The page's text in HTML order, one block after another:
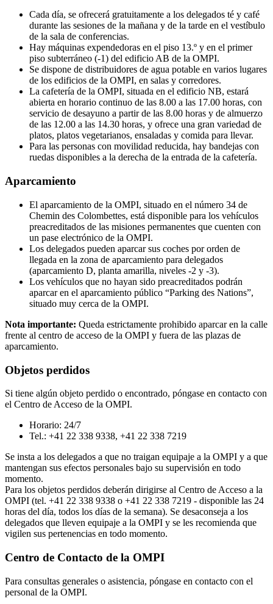
Cada día, se ofrecerá gratuitamente a los delegados té y café
durante las sesiones de la mañana y de la tarde en el vestíbulo
de la sala de conferencias.
Hay máquinas expendedoras en el piso 13.º y en el primer
piso subterráneo (-1) del edificio AB de la OMPI.
Se dispone de distribuidores de agua potable en varios lugares
de los edificios de la OMPI, en salas y corredores.
La cafetería de la OMPI, situada en el edificio NB, estará
abierta en horario continuo de las 8.00 a las 17.00 horas, con
servicio de desayuno a partir de las 8.00 horas y de almuerzo
de las 12.00 a las 14.30 horas, y ofrece una gran variedad de
platos, platos vegetarianos, ensaladas y comida para llevar.
Para las personas con movilidad reducida, hay bandejas con
ruedas disponibles a la derecha de la entrada de la cafetería.
Aparcamiento
El aparcamiento de la OMPI, situado en el número 34 de
Chemin des Colombettes, está disponible para los vehículos
preacreditados de las misiones permanentes que cuenten con
un pase electrónico de la OMPI.
Los delegados pueden aparcar sus coches por orden de
llegada en la zona de aparcamiento para delegados
(aparcamiento D, planta amarilla, niveles -2 y -3).
Los vehículos que no hayan sido preacreditados podrán
aparcar en el aparcamiento público “Parking des Nations”,
situado muy cerca de la OMPI.
Nota importante: Queda estrictamente prohibido aparcar en la calle
frente al centro de acceso de la OMPI y fuera de las plazas de
aparcamiento.
Objetos perdidos
Si tiene algún objeto perdido o encontrado, póngase en contacto con
el Centro de Acceso de la OMPI.
Horario: 24/7
Tel.: +41 22 338 9338, +41 22 338 7219
Se insta a los delegados a que no traigan equipaje a la OMPI y a que
mantengan sus efectos personales bajo su supervisión en todo
momento.
Para los objetos perdidos deberán dirigirse al Centro de Acceso a la
OMPI (tel. +41 22 338 9338 o +41 22 338 7219 - disponible las 24
horas del día, todos los días de la semana). Se desaconseja a los
delegados que lleven equipaje a la OMPI y se les recomienda que
vigilen sus pertenencias en todo momento.​​​​​​
Centro de Contacto de la OMPI
Para consultas generales o asistencia, póngase en contacto con el
personal de la OMPI.